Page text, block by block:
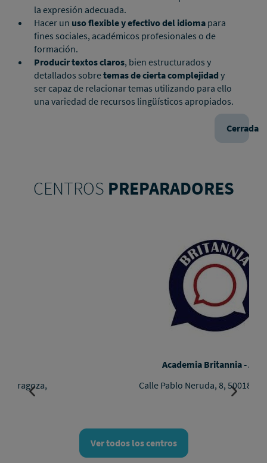
la expresión adecuada.
Hacer un uso flexible y efectivo del idioma para
fines sociales, académicos profesionales o de
formación.
Producir textos claros, bien estructurados y
detallados sobretemas de cierta complejidad y
ser capaz de relacionar temas utilizando para ello
una variedad de recursos lingüísticos apropiados.
Cerrada
CENTROS PREPARADORES
Academia Britannia - Actur GranCasa
Calle Pablo Neruda, 8, 50018, Zaragoza, Zaragoza
Ver todos los centros